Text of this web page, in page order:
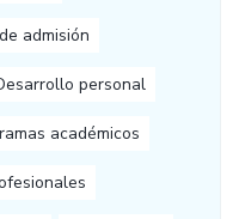
admisión
personal
académicos